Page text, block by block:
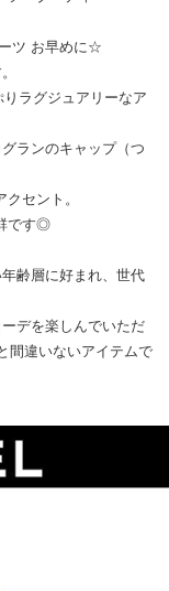
ツ お早めに☆
ラグジュアリーなア
ランのキャップ（つ
セント。
です◎
齢層に好まれ、世代
デを楽しんでいただ
間違いないアイテムで